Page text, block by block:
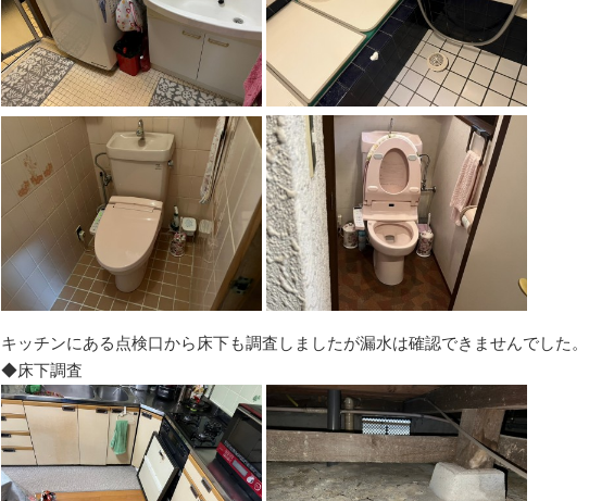
キッチンにある点検口から床下も調査しましたが漏水は確認できませんでした。
◆床下調査